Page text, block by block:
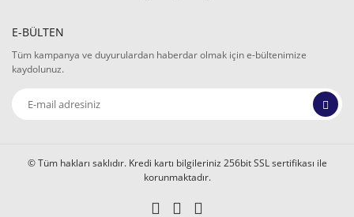
E-BÜLTEN
Tüm kampanya ve duyurulardan haberdar olmak için e-bültenimize
kaydolunuz.
© Tüm hakları saklıdır. Kredi kartı bilgileriniz 256bit SSL sertifikası ile
korunmaktadır.